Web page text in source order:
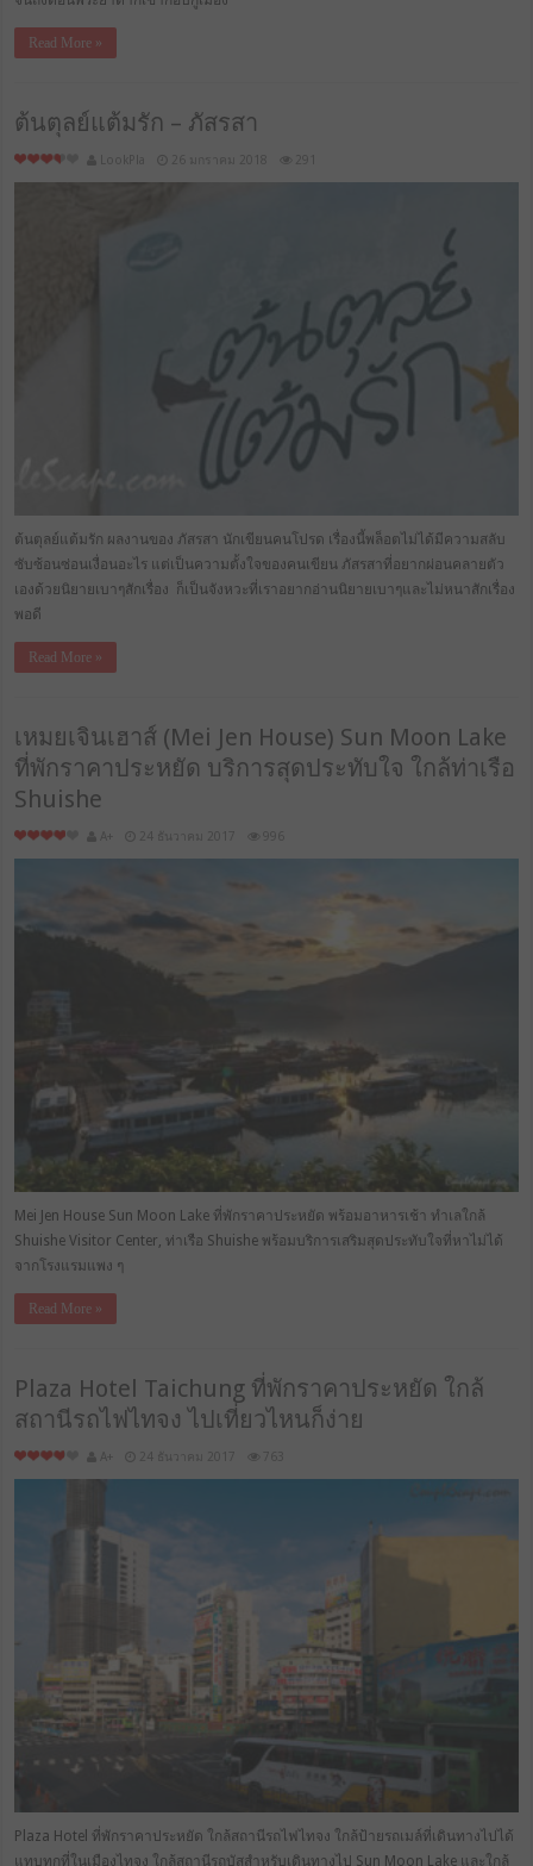
Read More »
ต้นตุลย์แต้มรัก – ภัสรสา
26 มกราคม 2018 291
ต้นตุลย์แต้มรัก ผลงานของ ภัสรสา นักเขียนคนโปรด เรื่องนี้พล็อตไม่ได้มีความสลับ
ซับซ้อนซ่อนเงื่อนอะไร แต่เป็นความตั้งใจของคนเขียน ภัสรสาที่อยากผ่อนคลายตัว
เองด้วยนิยายเบาๆสักเรื่อง ก็เป็นจังหวะที่เราอยากอ่านนิยายเบาๆและไม่หนาสักเรื่อง
พอดี
Read More »
เหมยเจินเฮาส์ (Mei Jen House) Sun Moon Lake
ที่พักราคาประหยัด บริการสุดประทับใจ ใกล้ท่าเรือ
Shuishe
A+ 24 ธันวาคม 2017
Mei Jen House Sun Moon Lake ที่พักราคาประหยัด พร้อมอาหารเช้า ทำเลใกล้
Shuishe Visitor Center, ท่าเรือ Shuishe พร้อมบริการเสริมสุดประทับใจที่หาไม่ได้
จากโรงแรมแพง ๆ
Read More »
Plaza Hotel Taichung ที่พักราคาประหยัด ใกล้
สถานีรถไฟไทจง ไปเที่ยวไหนก็ง่าย
A+ 24 ธันวาคม 2017 763
Plaza Hotel ที่พักราคาประหยัด ใกล้สถานีรถไฟไทจง ใกล้ป้ายรถเมล์ที่เดินทางไปได้
แทบทุกที่ในเมืองไทจง ใกล้สถานีรถบัสสำหรับเดินทางไป Sun Moon Lake และใกล้